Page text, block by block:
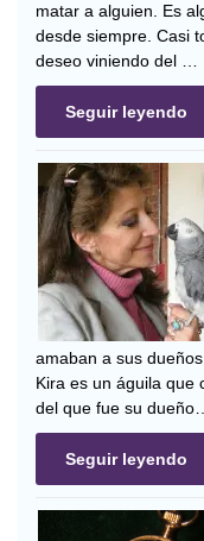
matar a alguien. Es
desde siempre. Casi
deseo viniendo del …
Seguir leyendo
amaban a sus
Kira es un águila
del que fue su
Seguir leyendo